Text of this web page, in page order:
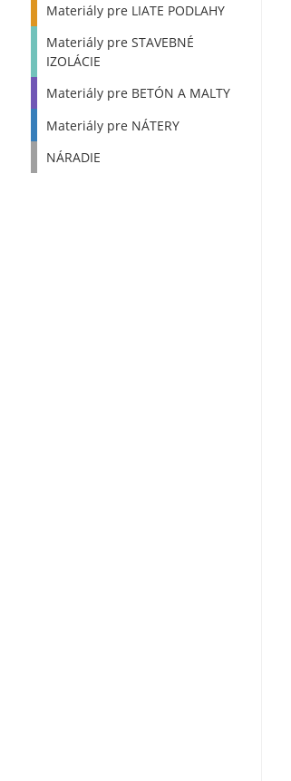
Materiály pre LIATE PODLAHY
Materiály pre STAVEBNÉ
IZOLÁCIE
Materiály pre BETÓN A MALTY
Materiály pre NÁTERY
NÁRADIE